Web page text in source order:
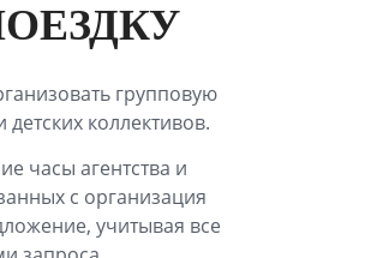
групповую
коллективов.
часы агентства и
с организация
учитывая все